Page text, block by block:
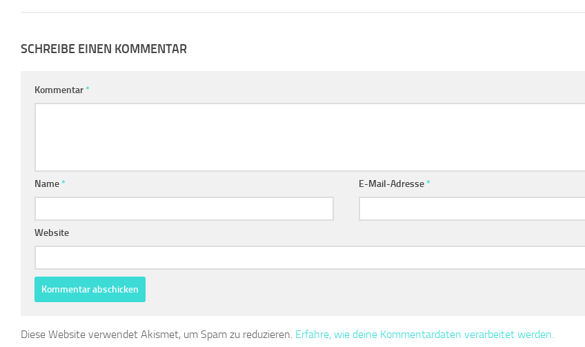
SCHREIBE EINEN KOMMENTAR
Kommentar*
Name* E-Mail-Adresse*
Website
Diese Website verwendet Akismet, um Spam zu reduzieren. Erfahre, wie deine Kommentardaten verarbeitet werden.